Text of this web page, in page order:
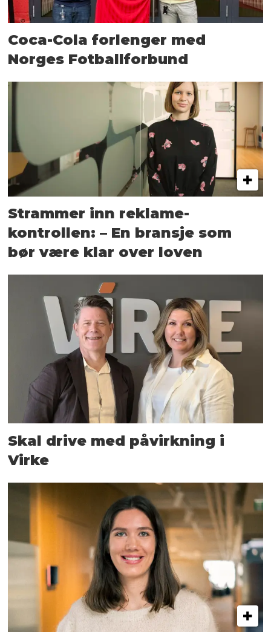
Coca-Cola forlenger med
Norges Fotballforbund
Strammer inn reklame-
kontrollen: – En bransje som
bør være klar over loven
Skal drive med påvirkning i
Virke